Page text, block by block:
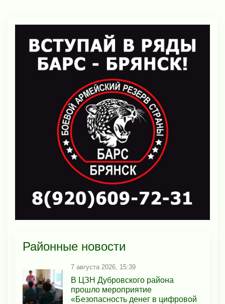
Районные новости
7 августа 2026, 15:39
В ЦЗН Дубровского района
прошло мероприятие
«Безопасность денег в цифровой